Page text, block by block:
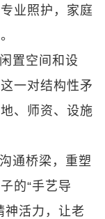
业照护，家庭
置空间和设
一对结构性矛
、师资、设施
通桥梁，重塑
的“手艺导
神活力，让老